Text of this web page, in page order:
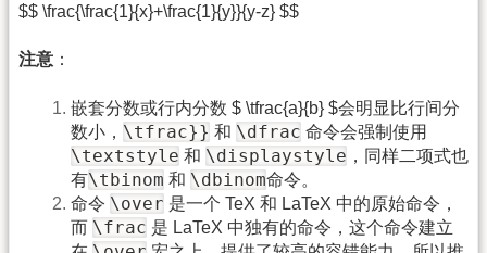
$$ \frac{\frac{1}{x}+\frac{1}{y}}{y-z} $$
注意 ：
嵌套分数或行内分数 $ \tfrac{a}{b} $会明显比行间分
数小， \tfrac}} 和 \dfrac 命令会强制使用
\textstyle 和 \displaystyle ，同样二项式也
有\tbinom 和 \dbinom命令。
命令 \over 是一个 TeX 和 LaTeX 中的原始命令，
而 \frac 是 LaTeX 中独有的命令，这个命令建立